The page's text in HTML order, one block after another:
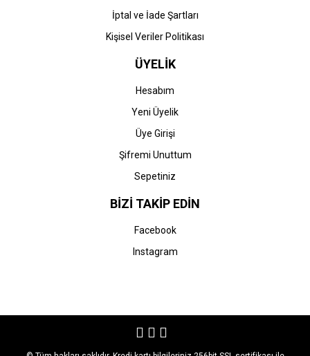
İptal ve İade Şartları
Kişisel Veriler Politikası
ÜYELİK
Hesabım
Yeni Üyelik
Üye Girişi
Şifremi Unuttum
Sepetiniz
BİZİ TAKİP EDİN
Facebook
Instagram